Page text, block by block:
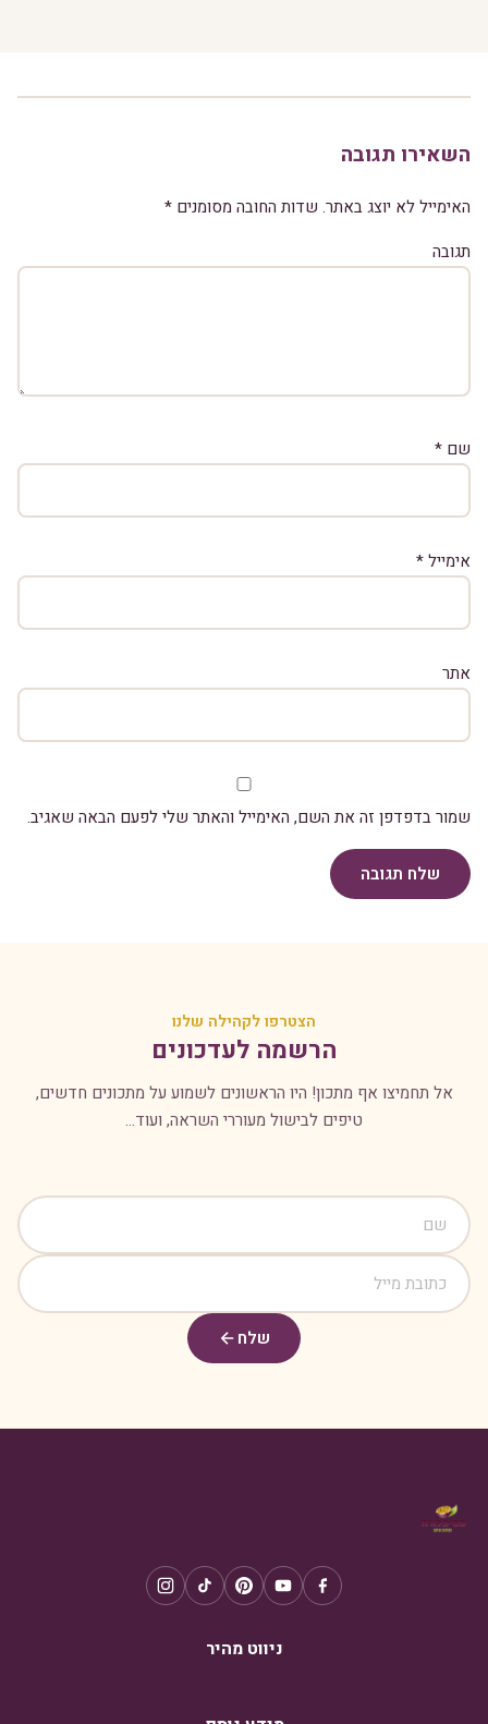
השאירו תגובה
האימייל לא יוצג באתר. שדות החובה מסומנים *
תגובה
שם *
אימייל*
אתר
שמור בדפדפן זה את השם, האימייל והאתר שלי לפעם הבאה שאגיב.
שלח תגובה
הצטרפו לקהילה שלנו
הרשמה לעדכונים
אל תחמיצו אף מתכון! היו הראשונים לשמוע על מתכונים חדשים,
טיפים לבישול מעוררי השראה, ועוד...
שלח
ניווט מהיר